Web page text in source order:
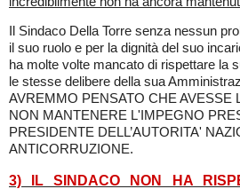
Il Sindaco Della Torre senza nessun
il suo ruolo e per la dignità del suo
ha molte volte mancato di rispettare la
le stesse delibere della sua
AVREMMO PENSATO CHE AVESSE
NON MANTENERE L'IMPEGNO
PRESIDENTE DELL’AUTORITA'
ANTICORRUZIONE.
3) IL SINDACO NON HA